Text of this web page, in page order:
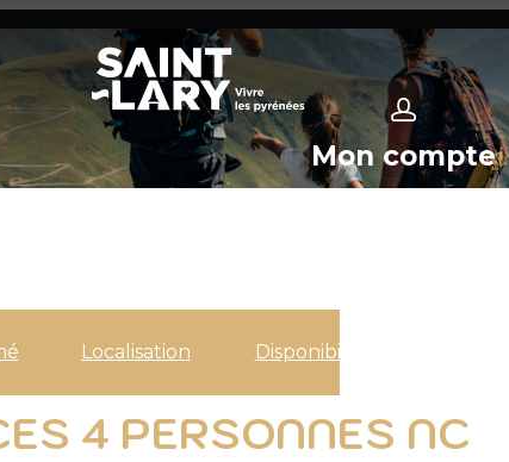
Mon compte
Localisation Disponibilités
4 PERSONNES NC